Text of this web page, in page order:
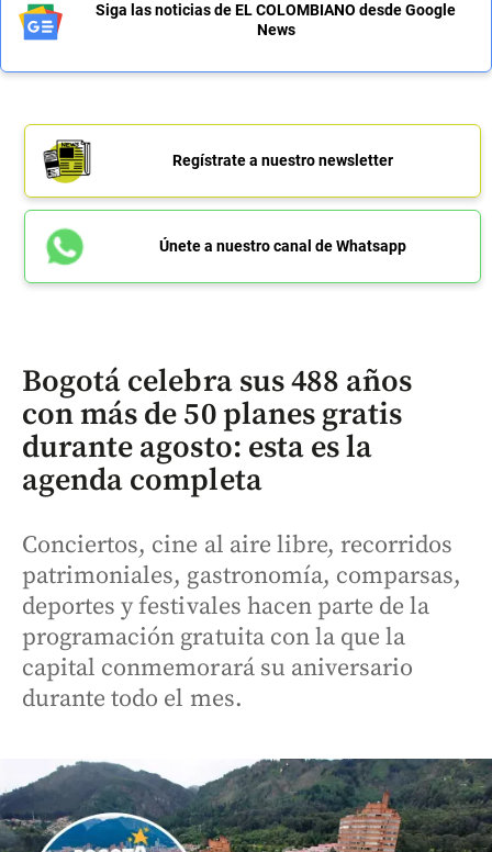
Siga las noticias de EL COLOMBIANO desde Google
News
Regístrate a nuestro newsletter
Únete a nuestro canal de Whatsapp
Bogotá celebra sus 488 años
con más de 50 planes gratis
durante agosto: esta es la
agenda completa
Conciertos, cine al aire libre, recorridos
patrimoniales, gastronomía, comparsas,
deportes y festivales hacen parte de la
programación gratuita con la que la
capital conmemorará su aniversario
durante todo el mes.